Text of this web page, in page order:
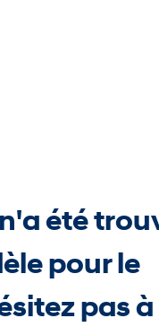
été
pour le
pas à